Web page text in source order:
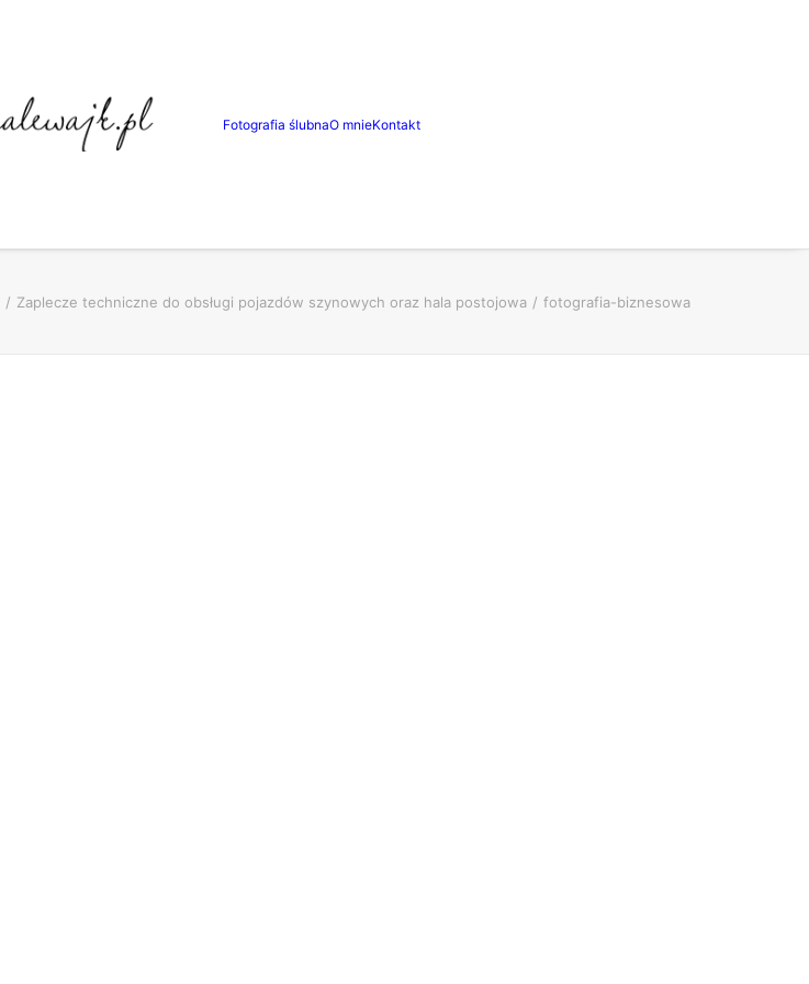
Fotografia ślubnaO mnieKontakt
Zaplecze techniczne do obsługi pojazdów szynowych oraz hala postojowa fotografia-biznesowa